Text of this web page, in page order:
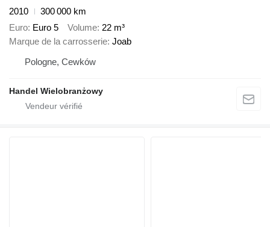
2010
300 000 km
Euro Euro 5 Volume 22 m³
Marque de la carrosserie Joab
Pologne, Cewków
Handel Wielobranżowy